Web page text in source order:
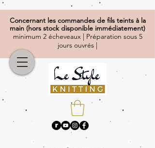
Concernantles commandes de fils teints à la
main (hors stock disponible immédiatement)
minimum 2 écheveaux | Préparation sous 5
jours ouvrés |